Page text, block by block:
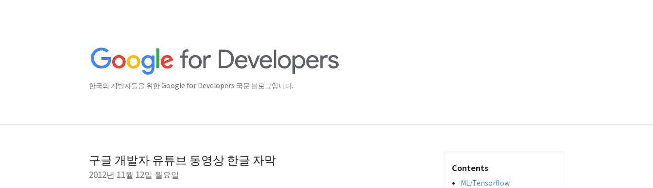
한국의 개발자들을 위한 Google for Developers 국문 블로그입니다.
구글 개발자 유튜브 동영상 한글 자막
2012년 11월 12일 월요일
Contents
ML/Tensorflow